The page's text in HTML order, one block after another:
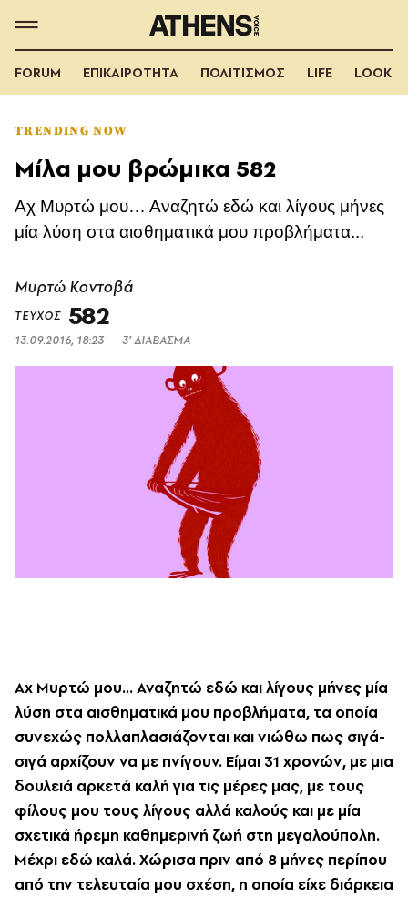
FORUM ΕΠΙΚΑΙΡΟΤΗΤΑ ΠΟΛΙΤΙΣΜΟΣ LIFE LOOK
TRENDING NOW
Μίλα μου βρώμικα 582
Αχ Μυρτώ μου… Αναζητώ εδώ και λίγους μήνες
μία λύση στα αισθηματικά μου προβλήματα...
Μυρτώ Κοντοβά
ΤΕΥΧΟΣ 582
13.09.2016, 18:23 3’ ΔΙΑΒΑΣΜΑ
Αχ Μυρτώ μου… Αναζητώ εδώ και λίγους μήνες μία
λύση στα αισθηματικά μου προβλήματα, τα οποία
συνεχώς πολλαπλασιάζονται και νιώθω πως σιγά-
σιγά αρχίζουν να με πνίγουν. Είμαι 31 χρονών, με μια
δουλειά αρκετά καλή για τις μέρες μας, με τους
φίλους μου τους λίγους αλλά καλούς και με μία
σχετικά ήρεμη καθημερινή ζωή στη μεγαλούπολη.
Μέχρι εδώ καλά. Χώρισα πριν από 8 μήνες περίπου
από την τελευταία μου σχέση, η οποία είχε διάρκεια